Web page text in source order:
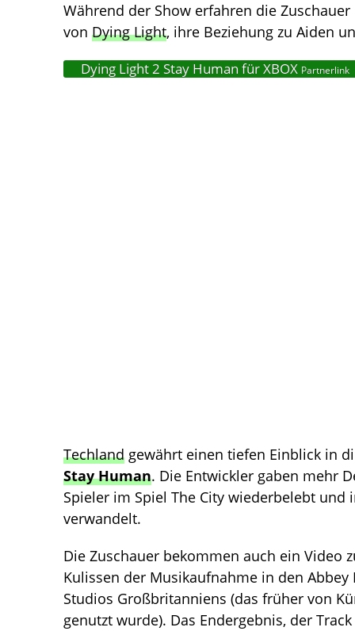
Während der Show erfahren die
von Dying Light, ihre Beziehung zu Aiden
Dying Light 2 Stay Human für XBOX Partnerlink
Techland gewährt einen tiefen Einblick in
Stay Human. Die Entwickler gaben mehr
Spieler im Spiel The City wiederbelebt
verwandelt.
Die Zuschauer bekommen auch ein Video
Kulissen der Musikaufnahme in den
Studios Großbritanniens (das früher von
genutzt wurde). Das Endergebnis, der